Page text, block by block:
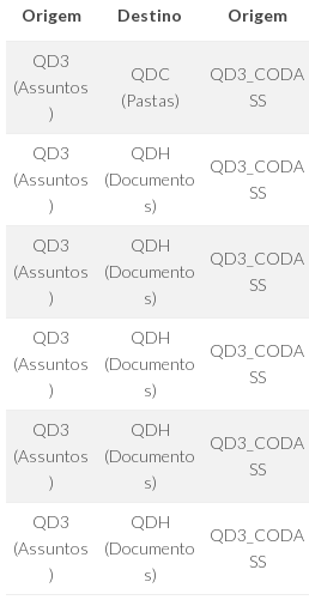
Origem
Destino
Origem
QD3
(Assuntos
)
QDC
(Pastas)
QD3_CODA
SS
QD3
(Assuntos
)
QDH
(Documento
s)
QD3_CODA
SS
QD3
(Assuntos
)
QDH
(Documento
s)
QD3_CODA
SS
QD3
(Assuntos
)
QDH
(Documento
s)
QD3_CODA
SS
QD3
(Assuntos
)
QDH
(Documento
s)
QD3_CODA
SS
QD3
(Assuntos
)
QDH
(Documento
s)
QD3_CODA
SS